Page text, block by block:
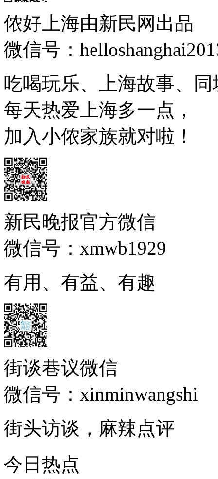
侬好上海由新民网出品
微信号：
吃喝玩乐、上海故事、同
每天热爱上海多一点，
加入小侬家族就对啦！
新民晚报官方微信
微信号：xmwb1929
有用、有益、有趣
街谈巷议微信
微信号：xinminwangshi
街头访谈，麻辣点评
今日热点